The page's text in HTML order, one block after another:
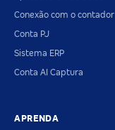
Conexão com o contador
Conta PJ
Sistema ERP
Conta AI Captura
APRENDA